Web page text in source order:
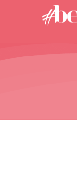
Bellezza
Bellezza